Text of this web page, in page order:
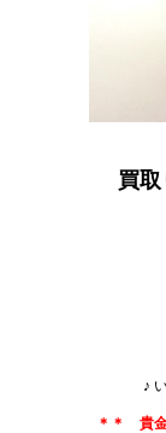
買
♪
＊＊ 貴金